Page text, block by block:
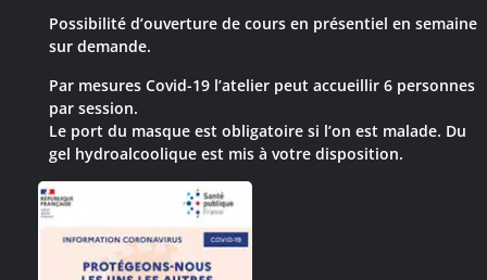
Possibilité d’ouverture de cours en présentiel en semaine
sur demande.
Par mesures Covid-19 l’atelier peut accueillir 6 personnes
par session.
Le port du masque est obligatoire si l’on est malade. Du
gel hydroalcoolique est mis à votre disposition.